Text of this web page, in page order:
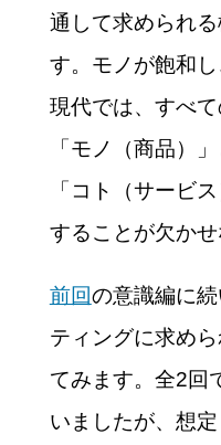
通して求められ
す。モノが飽和
現代では、すべ
「モノ（商品）
「コト（サービ
することが欠かせ
前回の意識編に
ティングに求め
てみます。全2回
いましたが、想